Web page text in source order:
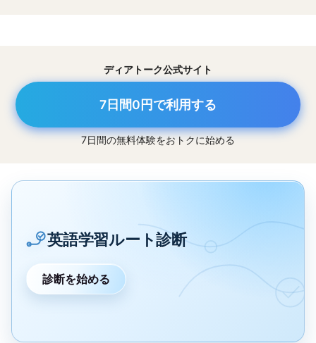
ディアトーク公式サイト
7日間0円で利用する
7日間の無料体験をおトクに始める
英語学習ルート診断
診断を始める